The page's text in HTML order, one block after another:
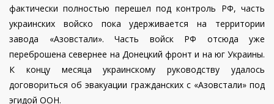
фактически полностью перешел под контроль РФ, часть
украинских войско пока удерживается на территории
завода «Азовстали». Часть войск РФ отсюда уже
переброшена севернее на Донецкий фронт и на юг Украины.
К концу месяца украинскому руководству удалось
договориться об эвакуации гражданских с «Азовстали» под
эгидой ООН.